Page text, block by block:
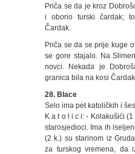
Priča se da je kroz
i oborio turski čardak;
Čardak.
Priča se da se prije kuge
se gore stajalo. Na
novci. Nekada je
granica bila na kosi
28. Blace
Selo ima pet katoličkih i
K a t o l i c i: - Kolakušići
starosjedioci. Ima ih
(2 k.) su starinom iz
za turskog vremena, da